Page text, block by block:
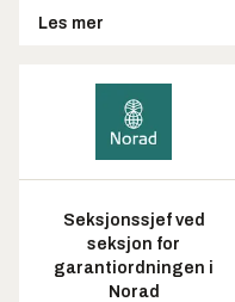
Les mer
Seksjonssjef ved
seksjon for
garantiordningen i
Norad